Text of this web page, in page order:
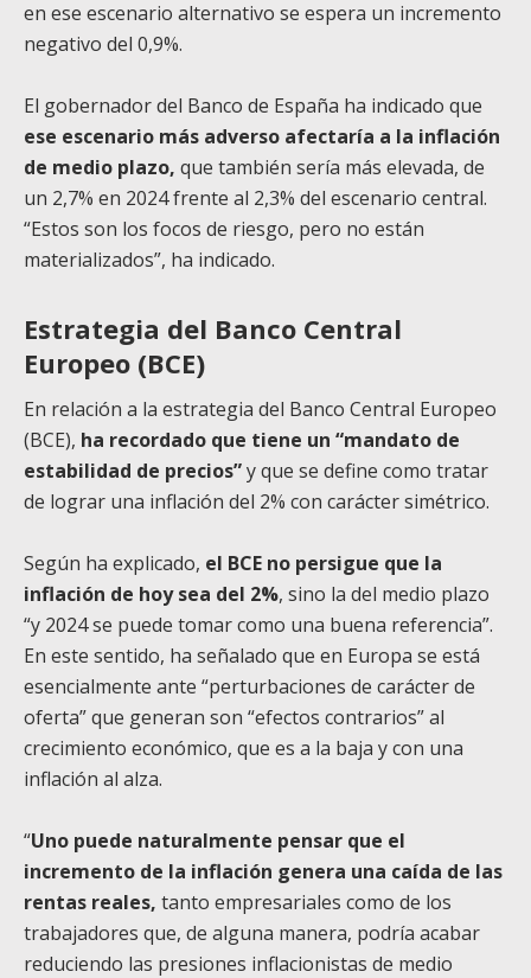
en ese escenario alternativo se espera un incremento
negativo del 0,9%.
El gobernador del Banco de España ha indicado que
ese escenario más adverso afectaría a la inflación
de medio plazo, que también sería más elevada, de
un 2,7% en 2024 frente al 2,3% del escenario central.
“Estos son los focos de riesgo, pero no están
materializados”, ha indicado.
Estrategia del Banco Central
Europeo (BCE)
En relación a la estrategia del Banco Central Europeo
(BCE), ha recordado que tiene un “mandato de
estabilidad de precios”y que se define como tratar
de lograr una inflación del 2% con carácter simétrico.
Según ha explicado, el BCE no persigue que la
inflación de hoy sea del 2%, sino la del medio plazo
“y 2024 se puede tomar como una buena referencia”.
En este sentido, ha señalado que en Europa se está
esencialmente ante “perturbaciones de carácter de
oferta” que generan son “efectos contrarios” al
crecimiento económico, que es a la baja y con una
inflación al alza.
“Uno puede naturalmente pensar que el
incremento de la inflación genera una caída de las
rentas reales, tanto empresariales como de los
trabajadores que, de alguna manera, podría acabar
reduciendo las presiones inflacionistas de medio